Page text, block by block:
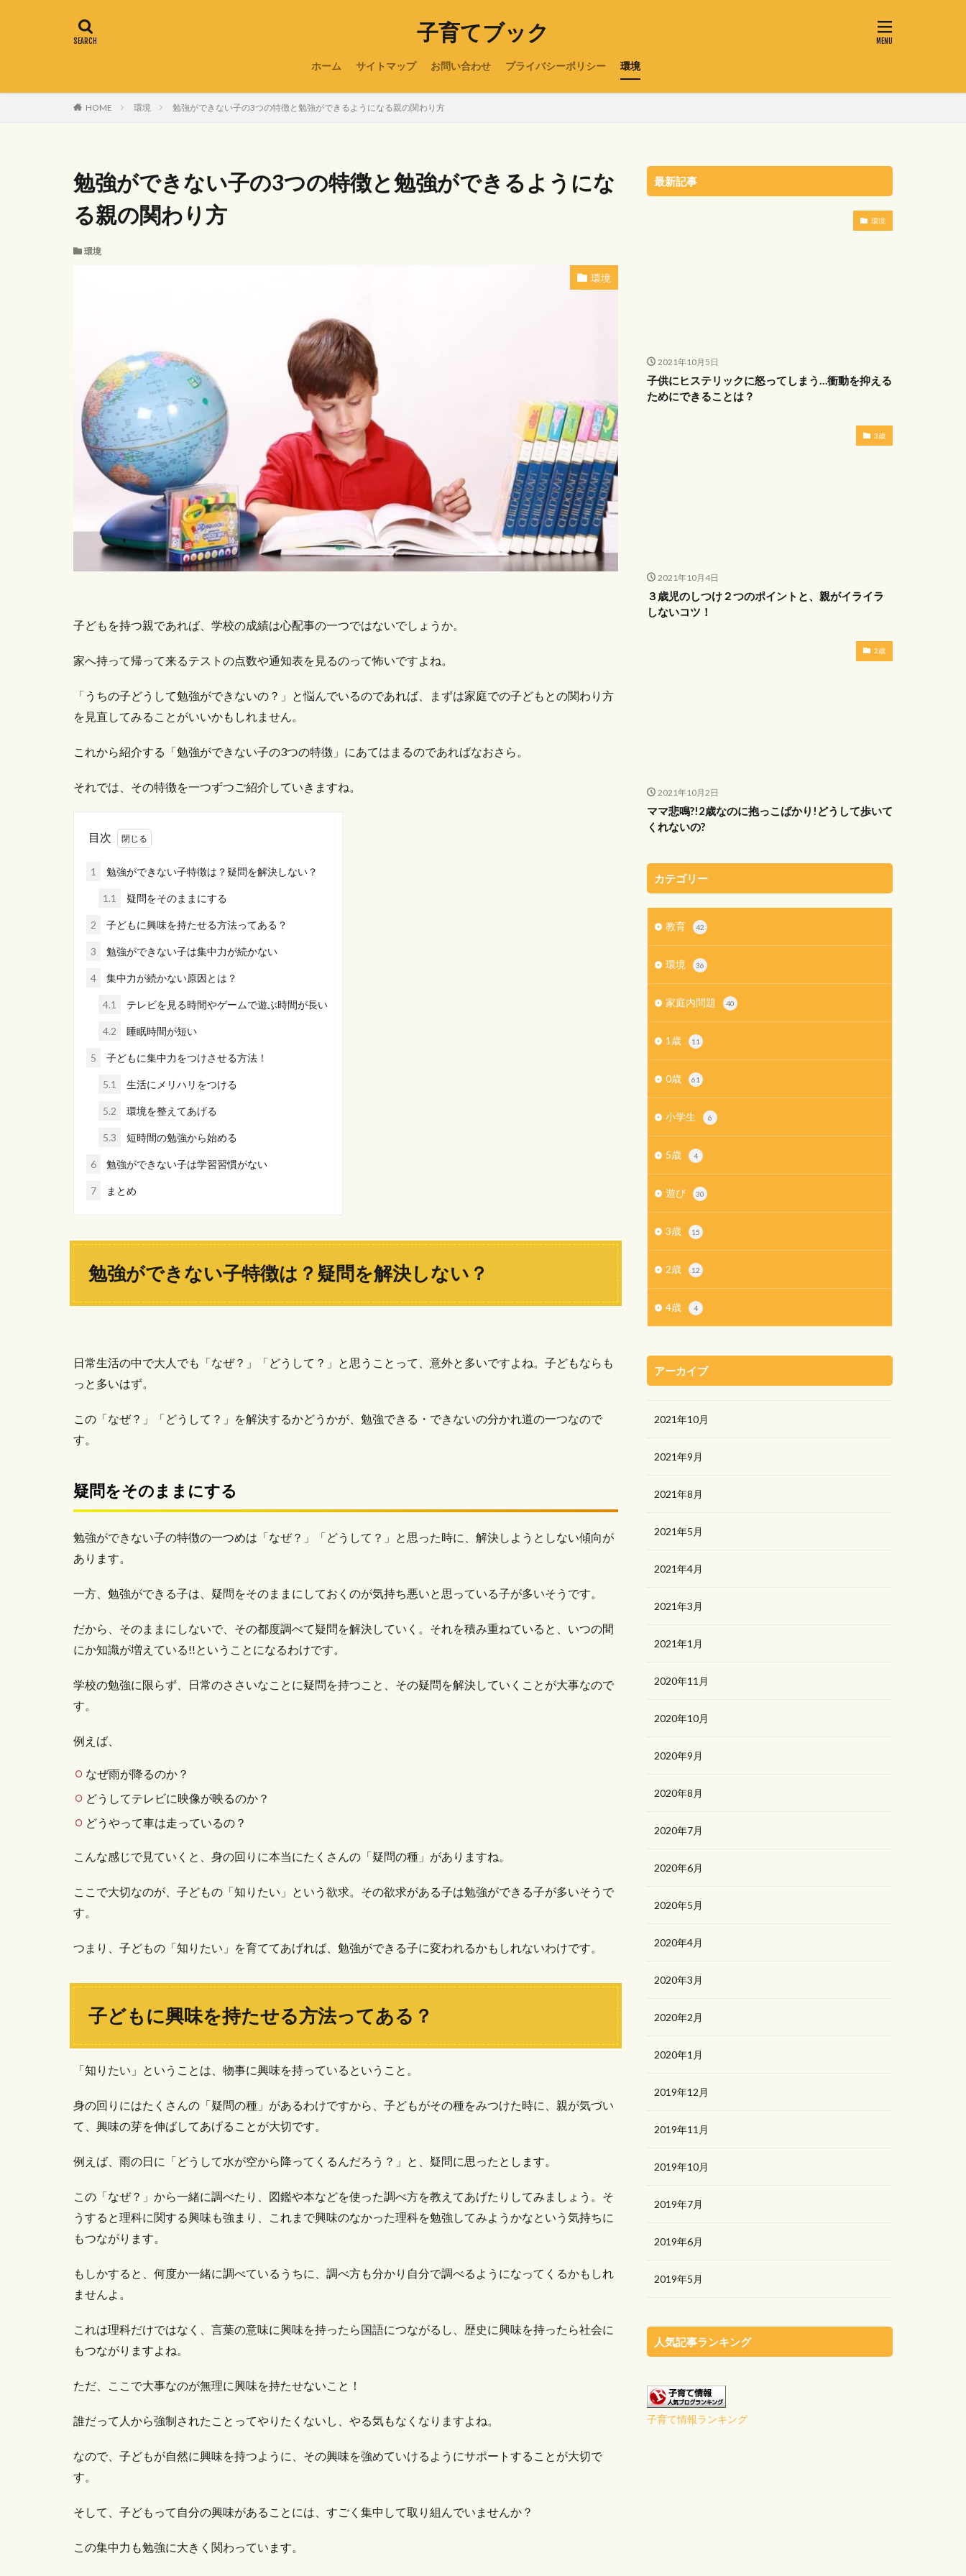
子育てブック
ホーム サイトマップ お問い合わせ プライバシーポリシー 環境
HOME 環境 勉強ができない子の3つの特徴と勉強ができるようになる親の関わり方
勉強ができない子の3つの特徴と勉強ができるようにな
る親の関わり方
環境
環境
子どもを持つ親であれば、学校の成績は心配事の一つではないでしょうか。
家へ持って帰って来るテストの点数や通知表を見るのって怖いですよね。
「うちの子どうして勉強ができないの？」と悩んでいるのであれば、まずは家庭での子どもとの関わり方
を見直してみることがいいかもしれません。
これから紹介する「勉強ができない子の3つの特徴」にあてはまるのであればなおさら。
それでは、その特徴を一つずつご紹介していきますね。
目次
1 勉強ができない子特徴は？疑問を解決しない？
1.1 疑問をそのままにする
2 子どもに興味を持たせる方法ってある？
3 勉強ができない子は集中力が続かない
4 集中力が続かない原因とは？
4.1 テレビを見る時間やゲームで遊ぶ時間が長い
4.2 睡眠時間が短い
5 子どもに集中力をつけさせる方法！
5.1 生活にメリハリをつける
5.2 環境を整えてあげる
5.3 短時間の勉強から始める
6 勉強ができない子は学習習慣がない
7 まとめ
勉強ができない子特徴は？疑問を解決しない？
日常生活の中で大人でも「なぜ？」「どうして？」と思うことって、意外と多いですよね。子どもならも
っと多いはず。
この「なぜ？」「どうして？」を解決するかどうかが、勉強できる・できないの分かれ道の一つなので
す。
疑問をそのままにする
勉強ができない子の特徴の一つめは「なぜ？」「どうして？」と思った時に、解決しようとしない傾向が
あります。
一方、勉強ができる子は、疑問をそのままにしておくのが気持ち悪いと思っている子が多いそうです。
だから、そのままにしないで、その都度調べて疑問を解決していく。それを積み重ねていると、いつの間
にか知識が増えている!!ということになるわけです。
学校の勉強に限らず、日常のささいなことに疑問を持つこと、その疑問を解決していくことが大事なので
す。
例えば、
なぜ雨が降るのか？
どうしてテレビに映像が映るのか？
どうやって車は走っているの？
こんな感じで見ていくと、身の回りに本当にたくさんの「疑問の種」がありますね。
ここで大切なのが、子どもの「知りたい」という欲求。その欲求がある子は勉強ができる子が多いそうで
す。
つまり、子どもの「知りたい」を育ててあげれば、勉強ができる子に変われるかもしれないわけです。
子どもに興味を持たせる方法ってある？
「知りたい」ということは、物事に興味を持っているということ。
身の回りにはたくさんの「疑問の種」があるわけですから、子どもがその種をみつけた時に、親が気づい
て、興味の芽を伸ばしてあげることが大切です。
例えば、雨の日に「どうして水が空から降ってくるんだろう？」と、疑問に思ったとします。
この「なぜ？」から一緒に調べたり、図鑑や本などを使った調べ方を教えてあげたりしてみましょう。そ
うすると理科に関する興味も強まり、これまで興味のなかった理科を勉強してみようかなという気持ちに
もつながります。
もしかすると、何度か一緒に調べているうちに、調べ方も分かり自分で調べるようになってくるかもしれ
ませんよ。
これは理科だけではなく、言葉の意味に興味を持ったら国語につながるし、歴史に興味を持ったら社会に
もつながりますよね。
ただ、ここで大事なのが無理に興味を持たせないこと！
誰だって人から強制されたことってやりたくないし、やる気もなくなりますよね。
なので、子どもが自然に興味を持つように、その興味を強めていけるようにサポートすることが大切で
す。
そして、子どもって自分の興味があることには、すごく集中して取り組んでいませんか？
この集中力も勉強に大きく関わっています。
最新記事
環境
2021年10月5日
子供にヒステリックに怒ってしまう…衝動を抑える
ためにできることは？
3歳
2021年10月4日
３歳児のしつけ２つのポイントと、親がイライラ
しないコツ！
2歳
2021年10月2日
ママ悲鳴?!2歳なのに抱っこばかり!どうして歩いて
くれないの?
カテゴリー
教育 42
環境 36
家庭内問題 40
1歳 11
0歳 61
小学生 6
5歳 4
遊び 30
3歳 15
2歳 12
4歳 4
アーカイブ
2021年10月
2021年9月
2021年8月
2021年5月
2021年4月
2021年3月
2021年1月
2020年11月
2020年10月
2020年9月
2020年8月
2020年7月
2020年6月
2020年5月
2020年4月
2020年3月
2020年2月
2020年1月
2019年12月
2019年11月
2019年10月
2019年7月
2019年6月
2019年5月
人気記事ランキング
子育て情報ランキング